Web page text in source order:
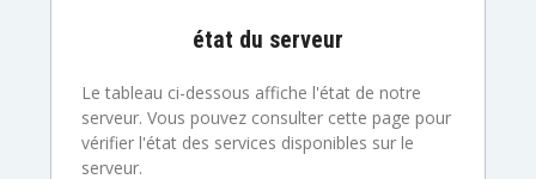
état du serveur
Le tableau ci-dessous affiche l'état de notre
serveur. Vous pouvez consulter cette page pour
vérifier l'état des services disponibles sur le
serveur.